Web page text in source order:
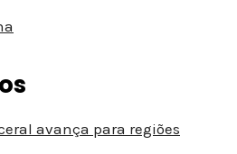
avança para regiões